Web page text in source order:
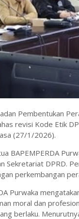
Pembentukan
revisi Kode Etik
(27/1/2026).
BAPEMPERDA
Sekretariat DPRD.
perkembangan
Purwaka
moral dan
berlaku.